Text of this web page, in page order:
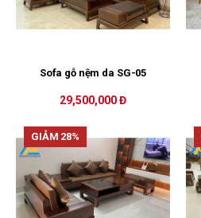
Sofa gỗ nệm da SG-05
29,500,000 Đ
GIẢM 28%